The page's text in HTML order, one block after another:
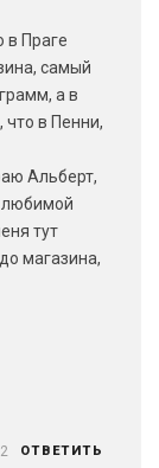
в Праге
самый
а в
что в Пенни,
Альберт,
любимой
тут
магазина,
ОТВЕТИТЬ